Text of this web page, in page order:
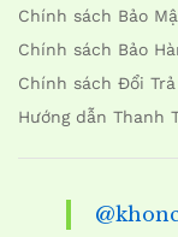
Chính sách Bảo
Chính sách Bảo
Chính sách Đổi
Hướng dẫn Thanh